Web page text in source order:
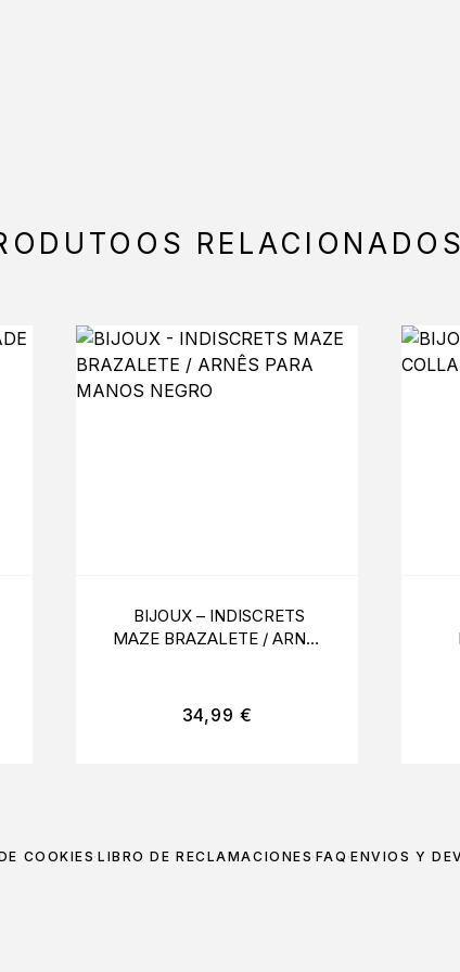
BIJOUX – INDISCRETS
MAZE BRAZALETE / ARNÊS
34,99 €
COOKIESLIBRO DE RECLAMACIONESFAQ ENVÍOS Y